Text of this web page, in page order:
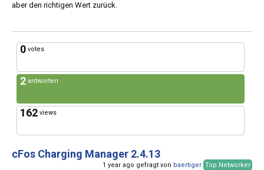
aber den richtigen Wert zurück.
0 votes
2 antworten
162 views
cFos Charging Manager 2.4.13
1 year ago gefragt von baertiger Top Networker